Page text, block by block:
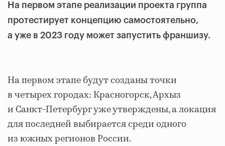
На первом этапе реализации проекта группа
протестирует концепцию самостоятельно,
а уже в 2023 году может запустить франшизу.
На первом этапе будут созданы точки
в четырех городах: Красногорск, Архыз
и Санкт-Петербург уже утверждены, а локация
для последней выбирается среди одного
из южных регионов России.